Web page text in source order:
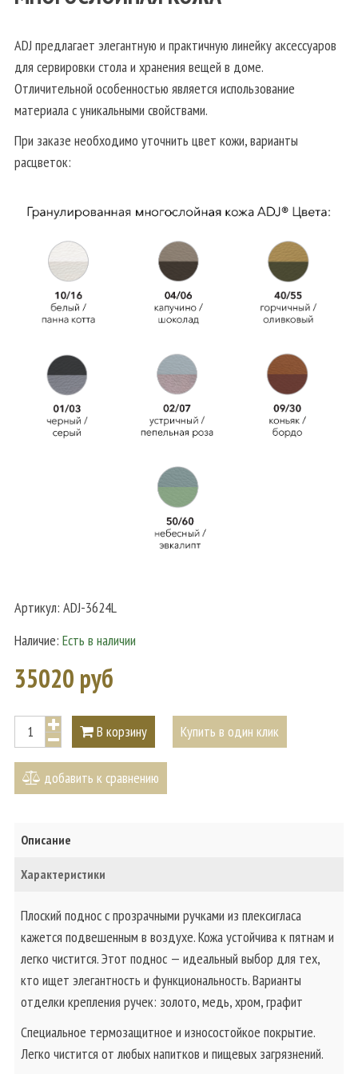
ADJ предлагает элегантную и практичную линейку аксессуаров
для сервировки стола и хранения вещей в доме.
Отличительной особенностью является использование
материала с уникальными свойствами.
При заказе необходимо уточнить цвет кожи, варианты
расцветок:
Артикул: ADJ-3624L
Наличие: Есть в наличии
35020 руб
В корзину Купить в один клик
добавить к сравнению
Описание
Характеристики
Плоский поднос с прозрачными ручками из плексигласа
кажется подвешенным в воздухе. Кожа устойчива к пятнам и
легко чистится. Этот поднос — идеальный выбор для тех,
кто ищет элегантность и функциональность. Варианты
отделки крепления ручек: золото, медь, хром, графит
Специальное термозащитное и износостойкое покрытие.
Легко чистится от любых напитков и пищевых загрязнений.